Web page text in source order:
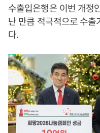
수출입은행은 이번 개정
난 만큼 적극적으로 수
다.